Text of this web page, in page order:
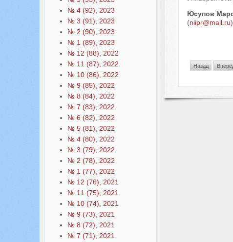
№ 4 (92), 2023
№ 3 (91), 2023
№ 2 (90), 2023
№ 1 (89), 2023
№ 12 (88), 2022
№ 11 (87), 2022
№ 10 (86), 2022
№ 9 (85), 2022
№ 8 (84), 2022
№ 7 (83), 2022
№ 6 (82), 2022
№ 5 (81), 2022
№ 4 (80), 2022
№ 3 (79), 2022
№ 2 (78), 2022
№ 1 (77), 2022
№ 12 (76), 2021
№ 11 (75), 2021
№ 10 (74), 2021
№ 9 (73), 2021
№ 8 (72), 2021
№ 7 (71), 2021
Юсупов
(niipr@mail.ru
Назад